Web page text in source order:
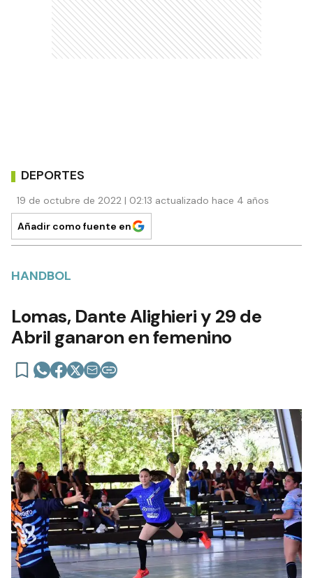
DEPORTES
19 de octubre de 2022 | 02:13 actualizado hace 4 años
Añadir como fuente en
HANDBOL
Lomas, Dante Alighieri y 29 de
Abril ganaron en femenino